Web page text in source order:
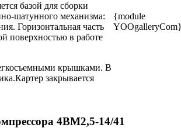
базой для сборки
шатунного механизма:
Горизонтальная часть
поверхностью в работе
крышками. В
закрывается
{module
YOOgalleryCom}
4ВМ2,5-14/41